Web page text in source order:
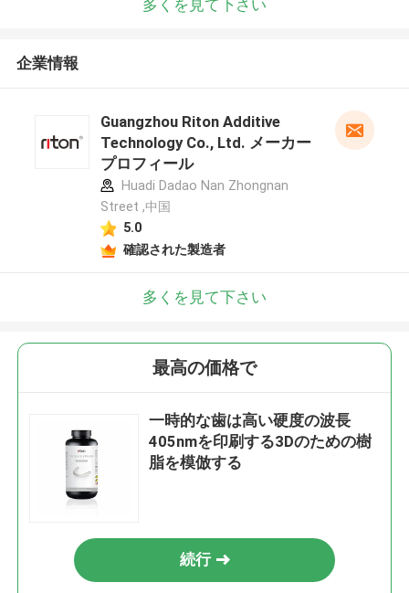
多くを見て下さい
企業情報
Guangzhou Riton Additive
Technology Co., Ltd. メーカー
プロフィール
Huadi Dadao Nan Zhongnan
Street ,中国
5.0
確認された製造者
多くを見て下さい
最高の価格で
一時的な歯は高い硬度の波長
405nmを印刷する3Dのための樹
脂を模倣する
続行